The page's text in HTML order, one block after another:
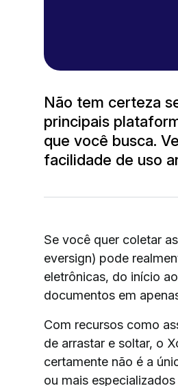
Não tem certeza
principais
que você busca.
facilidade de uso
Se você quer coletar
eversign) pode
eletrônicas, do início
documentos em
Com recursos como
de arrastar e soltar, o
certamente não é a
ou mais